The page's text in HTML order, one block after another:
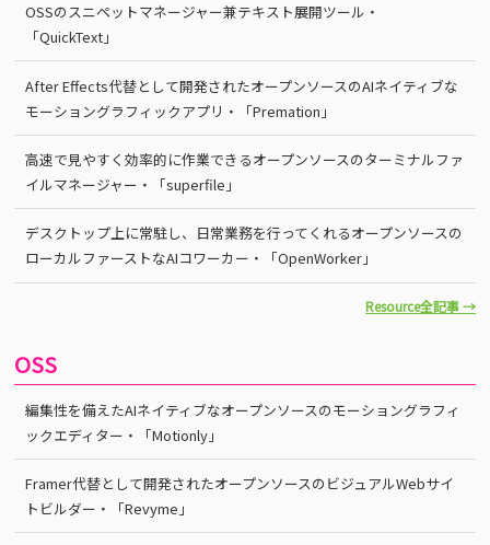
OSSのスニペットマネージャー兼テキスト展開ツール・
「QuickText」
After Effects代替として開発されたオープンソースのAIネイティブな
モーショングラフィックアプリ・「Premation」
高速で見やすく効率的に作業できるオープンソースのターミナルファ
イルマネージャー・「superfile」
デスクトップ上に常駐し、日常業務を行ってくれるオープンソースの
ローカルファーストなAIコワーカー・「OpenWorker」
Resource全記事 →
OSS
編集性を備えたAIネイティブなオープンソースのモーショングラフィ
ックエディター・「Motionly」
Framer代替として開発されたオープンソースのビジュアルWebサイ
トビルダー・「Revyme」